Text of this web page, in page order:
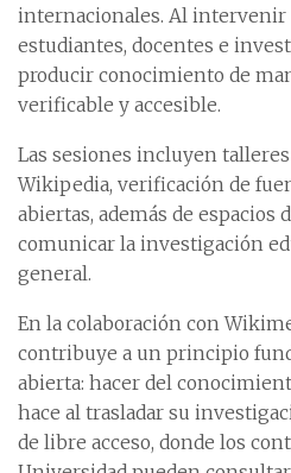
internacionales. Al intervenir
estudiantes, docentes e
producir conocimiento de
verificable y accesible.
Las sesiones incluyen
Wikipedia, verificación de
abiertas, además de espacios
comunicar la investigación
general.
En la colaboración con
contribuye a un principio
abierta: hacer del
hace al trasladar su
de libre acceso, donde los